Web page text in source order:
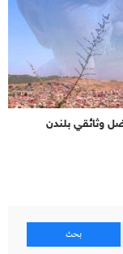
وثائقي بلندن